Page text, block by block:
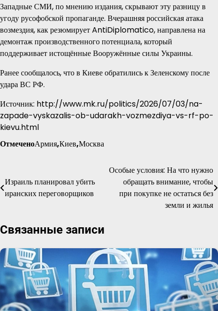
Западные СМИ, по мнению издания, скрывают эту разницу в
угоду русофобской пропаганде. Вчерашняя российская атака
возмездия, как резюмирует AntiDiplomatico, направлена на
демонтаж производственного потенциала, который
поддерживает истощённые Вооружённые силы Украины.
Ранее сообщалось, что в Киеве обратились к Зеленскому после
удара ВС РФ.
Источник: http://www.mk.ru/politics/2026/07/03/na-
zapade-vyskazalis-ob-udarakh-vozmezdiya-vs-rf-po-
kievu.html
ОтмеченоАрмия,Киев,Москва
по
Израиль планировал убить
иранских переговорщиков
Особые условия: На что нужно
обращать внимание, чтобы
при покупке не остаться без
земли и жилья
Связанные записи